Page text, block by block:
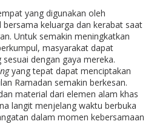
yang digunakan oleh
keluarga dan kerabat saat
Untuk semakin meningkatkan
masyarakat dapat
dengan gaya mereka.
yang tepat dapat menciptakan
Ramadan semakin berkesan.
material dari elemen alam khas
langit menjelang waktu berbuka
dalam momen kebersamaan